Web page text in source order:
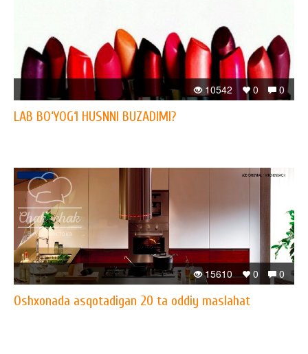
0
0
10542
LAB BO‘YOG‘I HUSNNI BUZADIMI?
0
0
15610
Oshxonada asqotadigan 20 ta oddiy maslahat